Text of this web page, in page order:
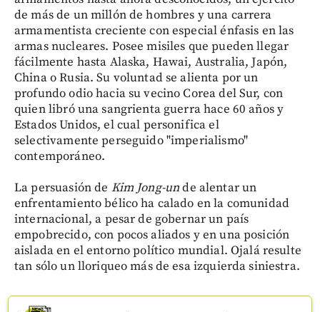
de más de un millón de hombres y una carrera
armamentista creciente con especial énfasis en las
armas nucleares. Posee misiles que pueden llegar
fácilmente hasta Alaska, Hawai, Australia, Japón,
China o Rusia. Su voluntad se alienta por un
profundo odio hacia su vecino Corea del Sur, con
quien libró una sangrienta guerra hace 60 años y
Estados Unidos, el cual personifica el
selectivamente perseguido "imperialismo"
contemporáneo.
La persuasión de Kim Jong-unde alentar un
enfrentamiento bélico ha calado en la comunidad
internacional, a pesar de gobernar un país
empobrecido, con pocos aliados y en una posición
aislada en el entorno político mundial. Ojalá resulte
tan sólo un lloriqueo más de esa izquierda siniestra.